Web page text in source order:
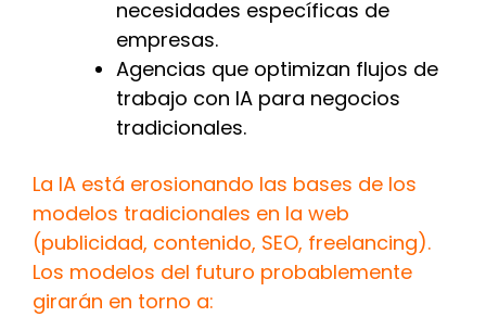
necesidades específicas de
empresas.
Agencias que optimizan flujos de
trabajo con IA para negocios
tradicionales.
La IA está erosionando las bases de los
modelos tradicionales en la web
(publicidad, contenido, SEO, freelancing).
Los modelos del futuro probablemente
girarán en torno a: